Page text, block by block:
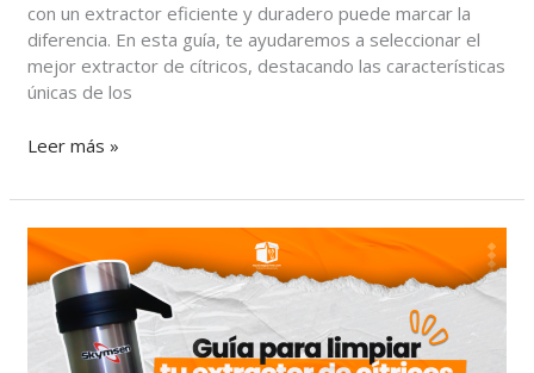
con un extractor eficiente y duradero puede marcar la
diferencia. En esta guía, te ayudaremos a seleccionar el
mejor extractor de cítricos, destacando las características
únicas de los
Leer más »
Guía
para
limpiar
extractor